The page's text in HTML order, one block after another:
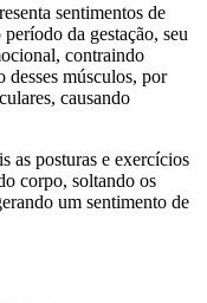
sentimentos de
da gestação, seu
contraindo
desses músculos, por
causando
as posturas e exercícios
corpo, soltando os
um sentimento de